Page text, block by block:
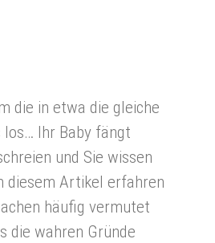
die in etwa die gleiche
los… Ihr Baby fängt
und Sie wissen
diesem Artikel erfahren
häufig vermutet
die wahren Gründe